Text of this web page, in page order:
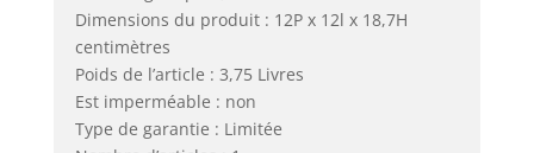
Dimensions du produit : 12P x 12l x 18,7H
centimètres
Poids de l’article : 3,75 Livres
Est imperméable : non
Type de garantie : Limitée